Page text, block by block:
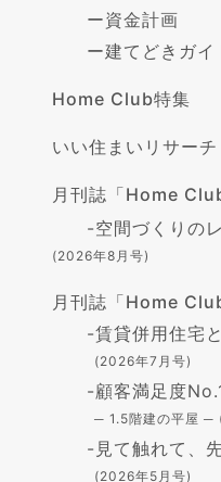
ー資金計画
ー建てどきガイ
Home Club特集
いい住まいリサーチ
月刊誌「Home
-空間づくりの
(2026年8月号)
月刊誌「Home
-賃貸併用住宅
(2026年7月号)
-顧客満足度
─ 1.5階建の平屋 ─
- 見て触れて、
(2026年5月号)